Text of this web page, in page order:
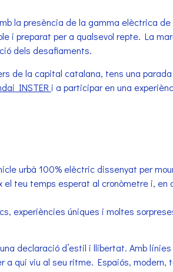
la presència de la gamma elèctrica
i preparat per a qualsevol repte. La
dels desafiaments.
de la capital catalana, tens una parada
INSTER i a participar en una
urbà 100% elèctric dissenyat per
teu temps esperat al cronòmetre i, en
experiències úniques i moltes
declaració d’estil i llibertat. Amb
a qui viu al seu ritme. Espaiós, modern,